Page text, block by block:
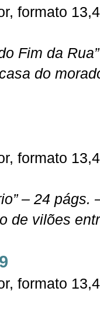
formato
Fim da
do
formato
– 24 págs.
de vilões
formato